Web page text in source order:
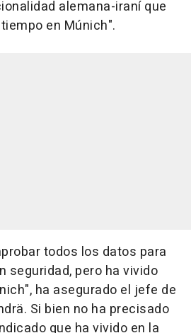
alemana-iraní que
en Múnich".
todos los datos para
seguridad, pero ha vivido
ha asegurado el jefe de
Si bien no ha precisado
que ha vivido en la